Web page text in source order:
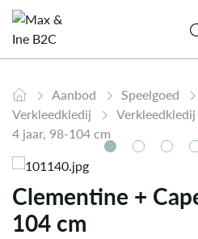
Aanbod Speelgoed
Verkleedkledij
Verkleedkledij
4 jaar, 98-104 cm
Clementine +
104 cm